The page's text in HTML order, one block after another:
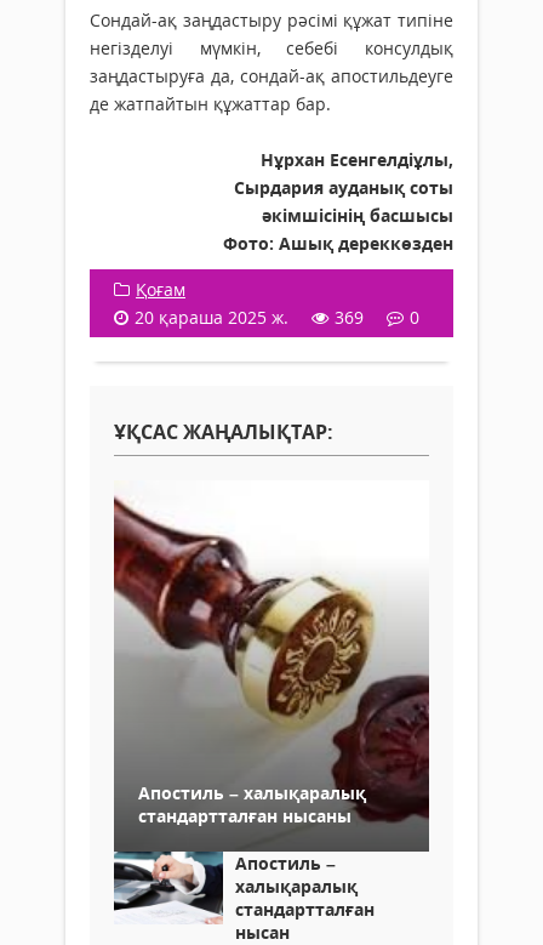
Сондай-ақ заңдастыру рәсімі құжат типіне
негізделуі мүмкін, себебі консулдық
заңдастыруға да, сондай-ақ апостильдеуге
де жатпайтын құжаттар бар.
Нұрхан Есенгелдіұлы,
Сырдария ауданық соты
әкімшісінің басшысы
Фото: Ашық дереккөзден
Қоғам
20 қараша 2025 ж.
369 0
ҰҚСАС ЖАҢАЛЫҚТАР:
Апостиль – халықаралық
стандартталған нысаны
Апостиль –
халықаралық
стандартталған
нысан